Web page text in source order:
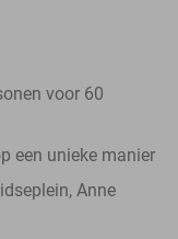
voor 60
een unieke manier
Anne